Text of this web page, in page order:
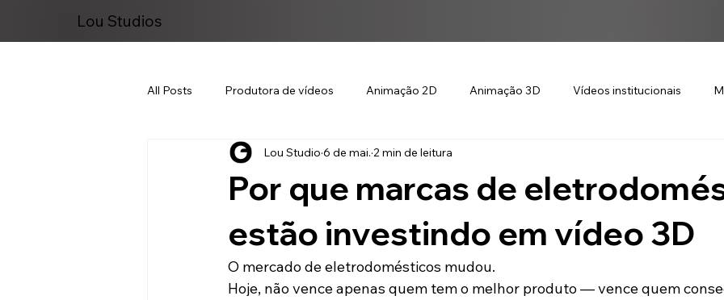
Lou Studios
All Posts Produtora de vídeos Animação 2D Animação 3D Vídeos institucionais
Marketing Digital
Por que marcas de
estão investindo em vídeo 3D
Lou Studio 6 de mai. 2 min de leitura
O mercado de eletrodomésticos mudou.
Hoje, não vence apenas quem tem o melhor produto — vence quem